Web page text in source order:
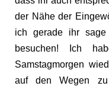
der Nähe der
ich gerade ihr
besuchen! Ich
Samstagmorgen
auf den Wegen